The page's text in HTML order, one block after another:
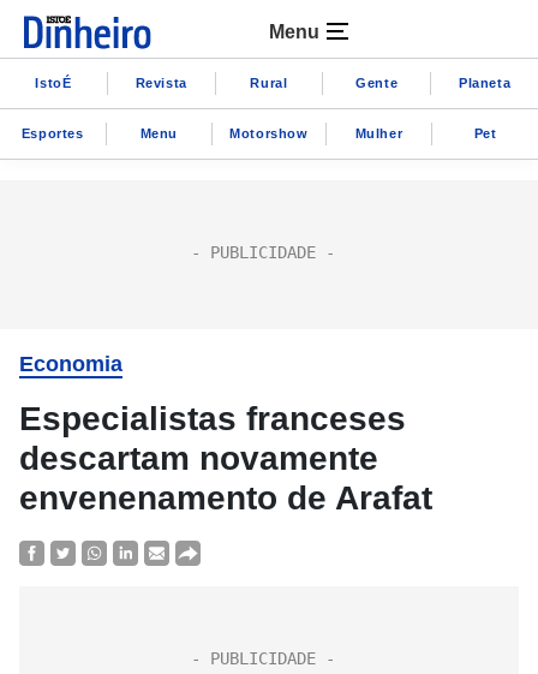
Menu
IstoÉ Revista Rural Gente Planeta
Esportes Menu Motorshow Mulher Pet
Economia
Especialistas franceses
descartam novamente
envenenamento de Arafat